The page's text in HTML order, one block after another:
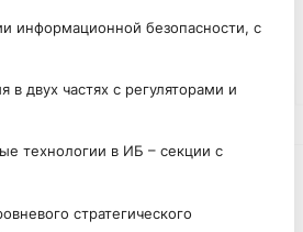
информационной безопасности, с
двух частях с регуляторами и
технологии в ИБ – секции с
стратегического